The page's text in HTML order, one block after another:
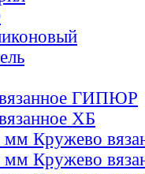
ГИПЮР
ХБ
мм Кружево
мм Кружево